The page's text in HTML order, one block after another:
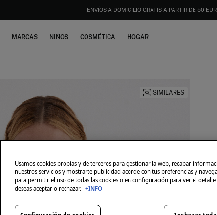
DESCARGA TU APP Y CONSIGUE UN 10% EXTRA DE
MARCAS NIÑOS COSMÉTICA HOGAR
SIMILARES
Usamos cookies propias y de terceros para gestionar la web, recabar
nuestros servicios y mostrarte publicidad acorde con tus preferencias y
para permitir el uso de todas las cookies o en configuración para ver el
deseas aceptar o rechazar. +INFO